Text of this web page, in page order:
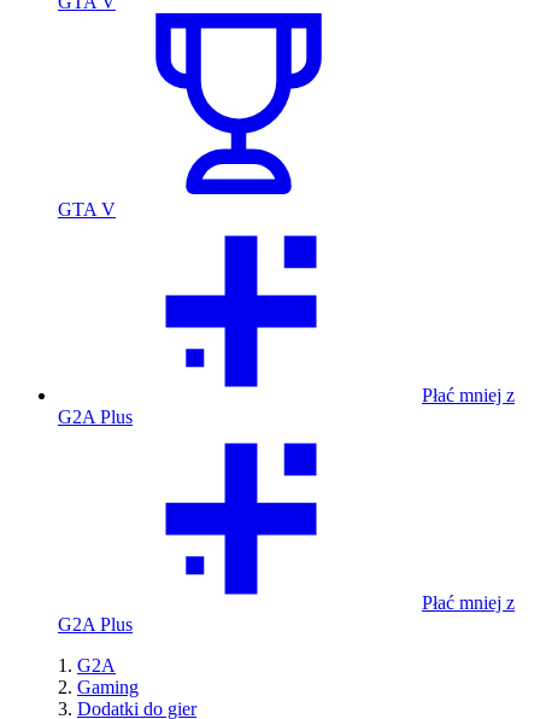
GTA V
Płać mniej z
G2A Plus
Płać mniej z
G2A Plus
G2A
Gaming
Dodatki do gier